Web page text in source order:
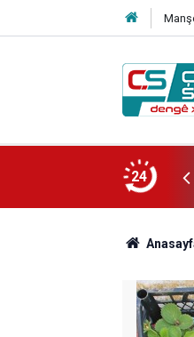
24
ekmek mücadelesi: